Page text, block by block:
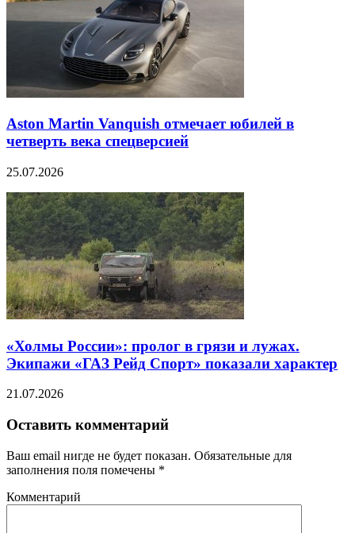
Aston Martin Vanquish отмечает юбилей в
четверть века спецверсией
25.07.2026
«Холмы России»: пролог в грязи и лужах.
Экипажи «ГАЗ Рейд Спорт» показали характер
21.07.2026
Оставить комментарий
Ваш email нигде не будет показан. Обязательные для
заполнения поля помечены *
Комментарий